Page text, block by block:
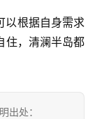
以根据自身需求
住，清澜半岛都
出处：